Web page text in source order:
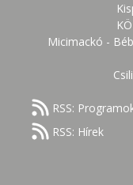
Micimackó -
RSS:
RSS: Hírek